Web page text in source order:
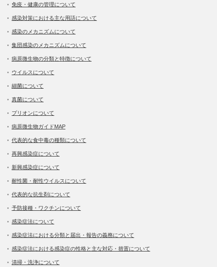
免疫・健康の管理について
感染対策における主な用語について
感染のメカニズムについて
集団感染のメカニズムについて
病原微生物の分類と特徴について
ウイルスについて
細菌について
真菌について
プリオンについて
病原微生物ガイドMAP
代表的な食中毒の種類について
再興感染症について
新興感染症について
耐性菌・耐性ウイルスについて
代表的な抗生剤について
予防接種・ワクチンについて
感染症法について
感染症法における分類と届出・報告の義務について
感染症法における感染症の性格と主な対応・措置について
清掃・洗浄について